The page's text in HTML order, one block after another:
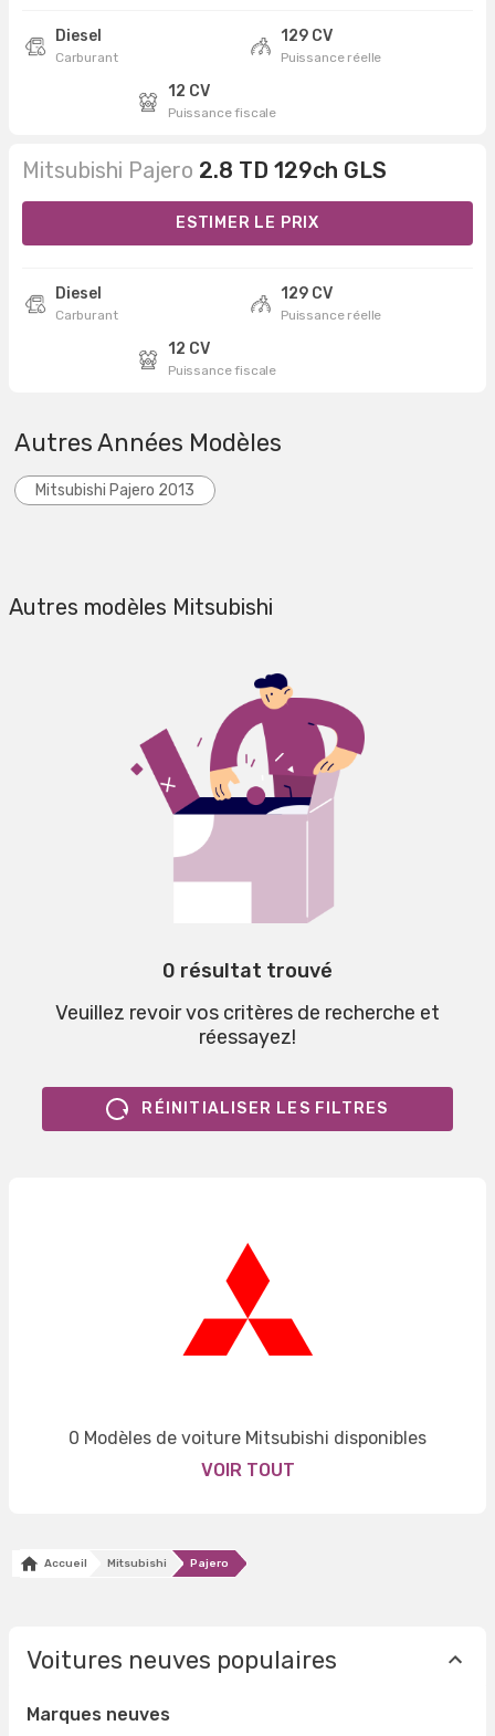
Diesel
Carburant
129 CV
Puissance réelle
12 CV
Puissance fiscale
Mitsubishi Pajero 2.8 TD 129ch GLS
ESTIMER LE PRIX
Diesel
Carburant
129 CV
Puissance réelle
12 CV
Puissance fiscale
Autres Années Modèles
Mitsubishi Pajero 2013
Autres modèles Mitsubishi
0 résultat trouvé
Veuillez revoir vos critères de recherche et
réessayez!
RÉINITIALISER LES FILTRES
0 Modèles de voiture Mitsubishi disponibles
VOIR TOUT
Accueil Mitsubishi Pajero
Voitures neuves populaires
Marques neuves